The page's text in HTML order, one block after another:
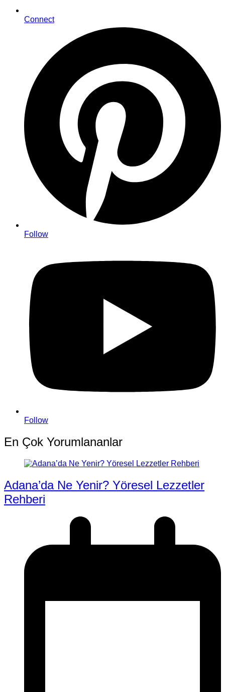
Connect
Follow
Follow
En Çok Yorumlananlar
Adana’da Ne Yenir? Yöresel Lezzetler
Rehberi